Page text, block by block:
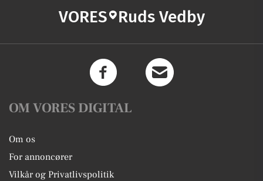
VORES Ruds Vedby
OM VORES DIGITAL
Om os
For annoncører
Vilkår og Privatlivspolitik